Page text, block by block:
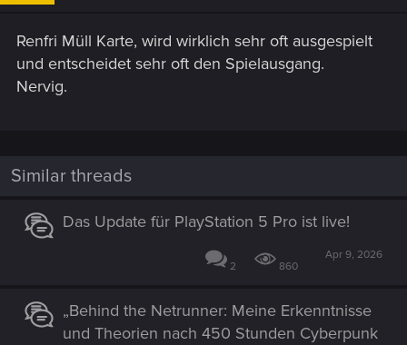
Renfri Müll Karte, wird wirklich sehr oft ausgespielt
und entscheidet sehr oft den Spielausgang.
Nervig.
Similar threads
Das Update für PlayStation 5 Pro ist live!
2 860
Apr 9, 2026
„Behind the Netrunner: Meine Erkenntnisse
und Theorien nach 450 Stunden Cyberpunk